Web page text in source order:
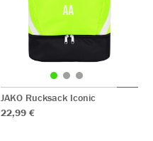
JAKO Rucksack Iconic
22,99 €